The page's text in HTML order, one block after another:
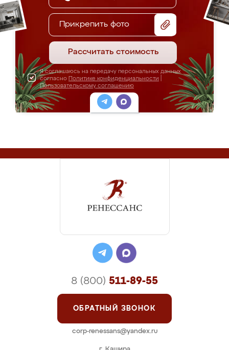
Прикрепить фото
Рассчитать стоимость
Я соглашаюсь на передачу персональных данных
согласно Политике конфиденциальности
Пользовательскому соглашению
8 (800) 511-89-55
ОБРАТНЫЙ ЗВОНОК
corp-renessans@yandex.ru